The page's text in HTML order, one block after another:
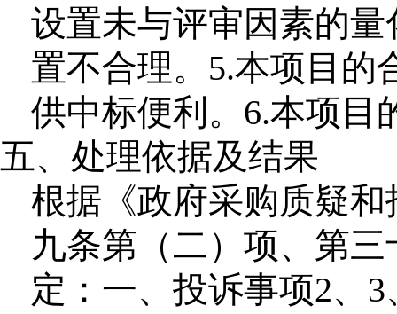
设置未与评审因素的
置不合理。5.本项目的
供中标便利。6.本项目
五、处理依据及结果
根据《政府采购质疑
九条第（二）项、第
定：一、投诉事项2、